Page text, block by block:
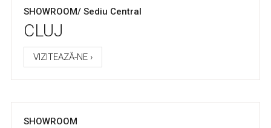
SHOWROOM/ Sediu Central
CLUJ
VIZITEAZĂ-NE ›
SHOWROOM